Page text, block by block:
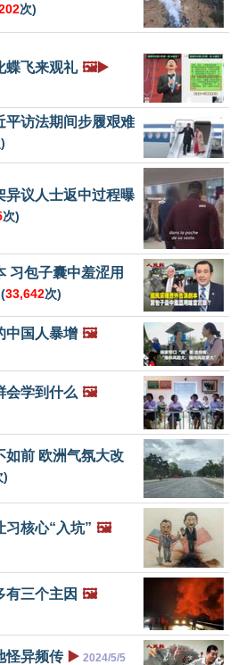
次)
蝶飞来观礼 🖼️▶️
平访法期间步履艰难
异议人士返中过程曝
次)
习包子囊中羞涩用
(33,642次)
中国人暴增 🖼️
会学到什么 🖼️
如前 欧洲气氛大改
)
习核心“入坑” 🖼️
有三个主因 🖼️
怪异频传 ▶️ 2024/5/5